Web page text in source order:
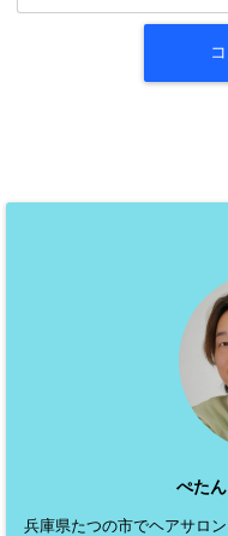
ぺた
兵庫県たつの市でヘアサロ